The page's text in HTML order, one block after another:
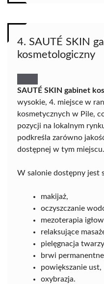
4. SAUTÉ SKIN
kosmetologiczny
SAUTÉ SKIN gabinet
wysokie, 4. miejsce w
kosmetycznych w Pile,
pozycji na lokalnym
podkreśla zarówno
dostępnej w tym miejscu.
W salonie dostępny jest
makijaż,
oczyszczanie
mezoterapia
relaksujące
pielęgnacja
brwi
powiększanie ust,
oxybrazja.